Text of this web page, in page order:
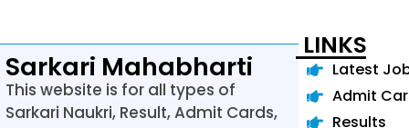
Sarkari Mahabharti
This website is for all types of
Sarkari Naukri, Result, Admit Cards,
LINKS
Latest
Admit
Results